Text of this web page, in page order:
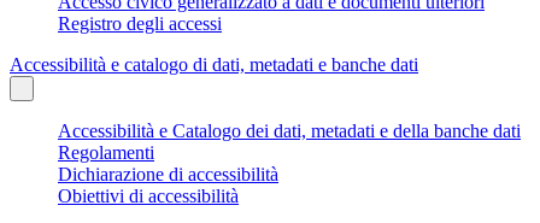
Registro degli accessi
Accessibilità e catalogo di dati, metadati e banche dati
Accessibilità e Catalogo dei dati, metadati e della banche dati
Regolamenti
Dichiarazione di accessibilità
Obiettivi di accessibilità